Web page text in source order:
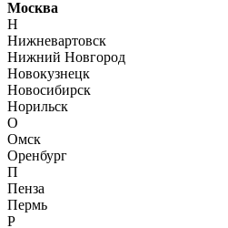
Москва
Н
Нижневартовск
Нижний Новгород
Новокузнецк
Новосибирск
Норильск
О
Омск
Оренбург
П
Пенза
Пермь
Р